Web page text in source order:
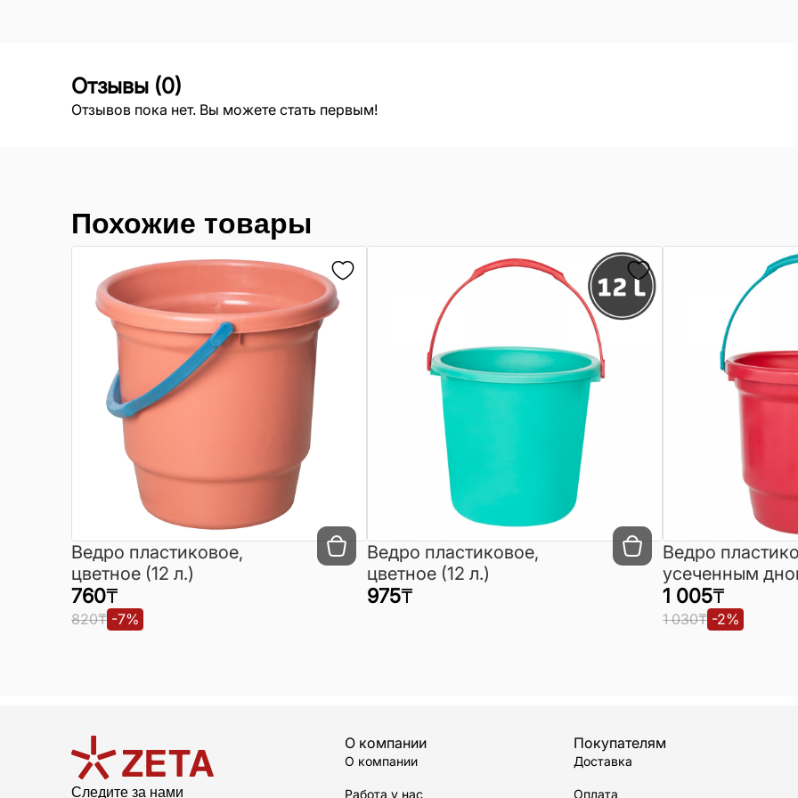
Отзывы (0)
Отзывов пока нет. Вы можете стать первым!
Похожие товары
Ведро пластиковое,
цветное (12 л.)
760₸
820₸ -7%
Ведро пластиковое,
цветное (12 л.)
975₸
Ведро
усеченным
(12 л.)
1 005₸
1 030₸ -2%
Следите за нами
О компании
О компании
Работа у нас
Покупателям
Доставка
Оплата